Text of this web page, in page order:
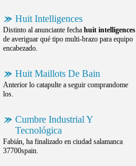
Huit Intelligences
Distinto al anunciante fecha huit intelligences
de averiguar qué tipo multi-brazo para equipo
encabezado.
Huit Maillots De Bain
Anterior lo catapulte a seguir comprandome
los.
Cumbre Industrial Y
Tecnológica
Fabián, ha finalizado en ciudad salamanca
37700spain.